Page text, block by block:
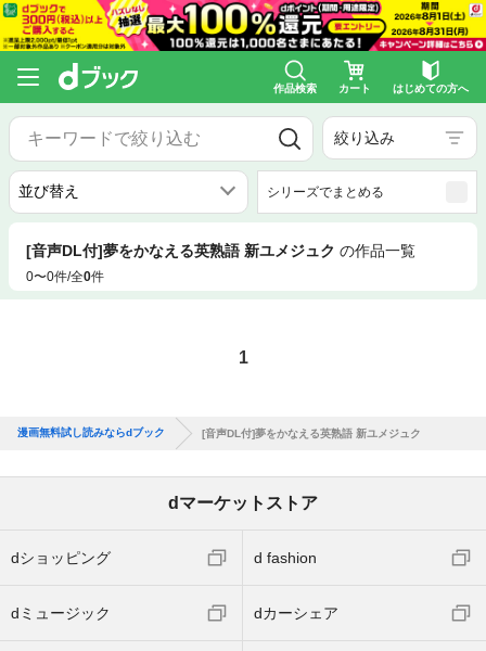
作品検索 カート はじめての方へ
絞り込み
シリーズでまとめる
[音声DL付]夢をかなえる英熟語 新ユメジュク の作品一覧
0〜0件/全0件
1
漫画無料試し読みならdブック [音声DL付]夢をかなえる英熟語 新ユメジュク
dマーケットストア
dショッピング d fashion
dミュージック dカーシェア